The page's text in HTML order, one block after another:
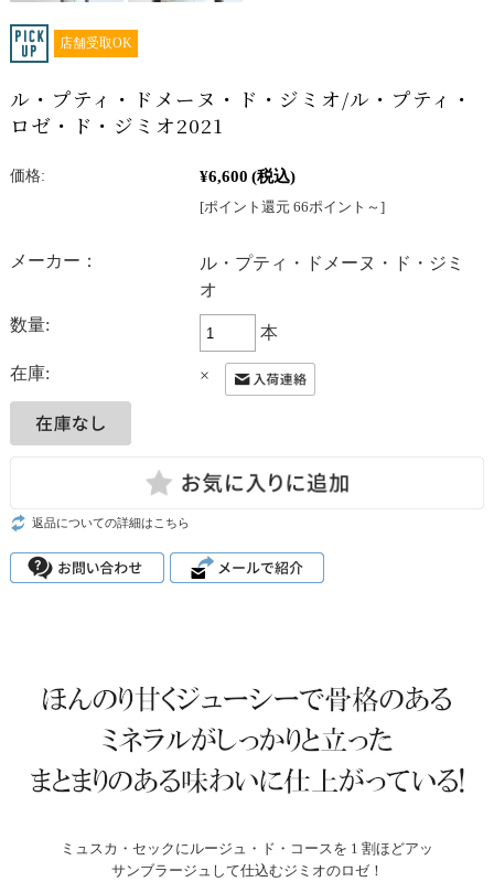
店舗受取OK
ル・プティ・ドメーヌ・ド・ジミオ/ル・プティ・
ロゼ・ド・ジミオ2021
価格: ¥6,600 (税込)
[ポイント還元 66ポイント～]
メーカー：
ル・プティ・ドメーヌ・ド・ジミ
オ
数量:
本
在庫: ×
返品についての詳細はこちら
ミュスカ・セックにルージュ・ド・コースを 1 割ほどアッ
サンブラージュして仕込むジミオのロゼ！